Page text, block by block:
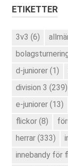
ETIKETTER
3v3 (6)
d-juniorer (1)
division 3 (239)
e-juniorer (13)
flickor (8)
herrar (333)
innebandy för